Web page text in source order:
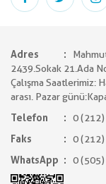
Adres
2439.Sokak 21.Ada
Çalışma Saatlerimiz:
arası. Pazar
Telefon
0
Faks
0
WhatsApp
0 (505)